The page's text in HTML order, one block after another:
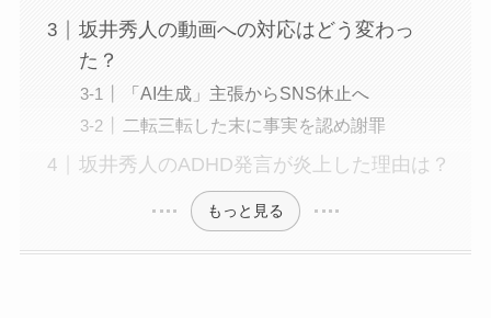
坂井秀人の動画への対応はどう変わっ
た？
「AI生成」主張からSNS休止へ
二転三転した末に事実を認め謝罪
坂井秀人のADHD発言が炎上した理由は？
もっと見る